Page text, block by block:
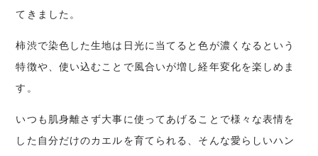
てきました。
柿渋で染色した生地は日光に当てると色が濃くなるという
特徴や、使い込むことで風合いが増し経年変化を楽しめま
す。
いつも肌身離さず大事に使ってあげることで様々な表情を
した自分だけのカエルを育てられる、そんな愛らしいハン